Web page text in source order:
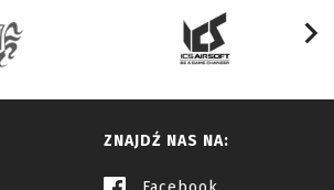
ZNAJDŹ NAS NA: